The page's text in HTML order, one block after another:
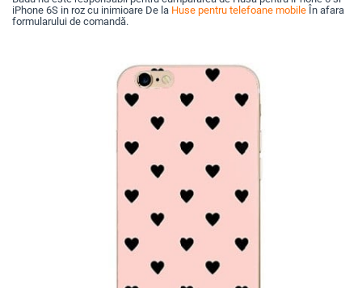
iPhone 6S in roz cu inimioare De la Huse pentru telefoane mobile În afara
formularului de comandă.